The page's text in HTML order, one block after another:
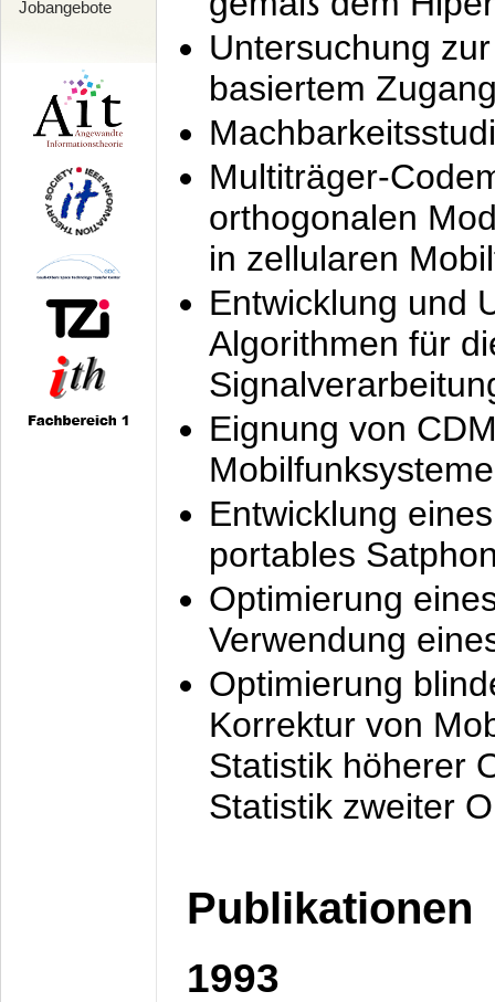
Jobangebote
Untersuchung
basiertem
Multiträger-
orthogonalen
in zellularen
Entwicklung und
Algorithmen für
Eignung von
Mobilfunksysteme
Entwicklung
portables
Optimierung
Verwendung
Optimierung
Korrektur von
Statistik höherer
Statistik zweiter
Publikationen
1993